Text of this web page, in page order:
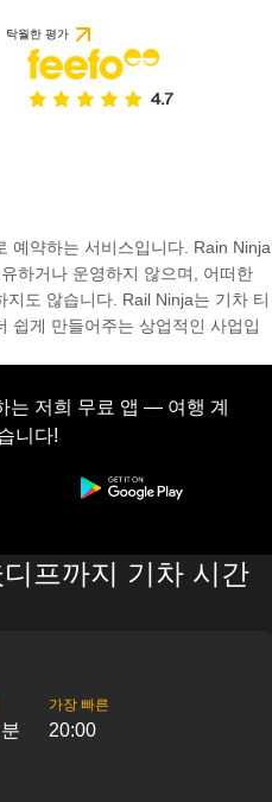
탁월한 평가
예약하는 서비스입니다. Rain Ninja
하거나 운영하지 않으며, 어떠한
도 않습니다. Rail Ninja는 기차 티
쉽게 만들어주는 상업적인 사업입
는 저희 무료 앱 — 여행 계
니다!
프까지 기차 시간
가장 빠른
20:00